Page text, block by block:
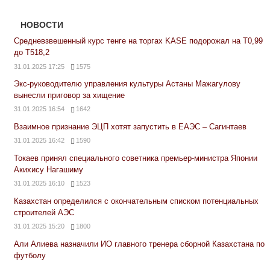
НОВОСТИ
Средневзвешенный курс тенге на торгах KASE подорожал на Т0,99
до Т518,2
31.01.2025 17:25 1575
Экс-руководителю управления культуры Астаны Мажагулову
вынесли приговор за хищение
31.01.2025 16:54 1642
Взаимное признание ЭЦП хотят запустить в ЕАЭС – Сагинтаев
31.01.2025 16:42 1590
Токаев принял специального советника премьер-министра Японии
Акихису Нагашиму
31.01.2025 16:10 1523
Казахстан определился с окончательным списком потенциальных
строителей АЭС
31.01.2025 15:20 1800
Али Алиева назначили ИО главного тренера сборной Казахстана по
футболу